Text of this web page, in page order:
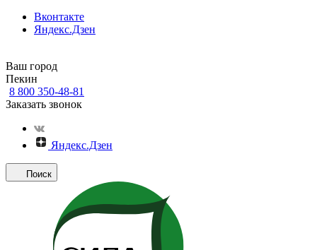
Вконтакте
Яндекс.Дзен
Ваш город
Пекин
8 800 350-48-81
Заказать звонок
Яндекс.Дзен
Поиск